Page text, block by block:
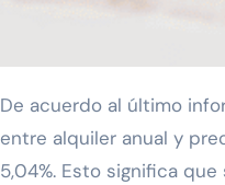
De acuerdo al último informe de índice del mercado inmobiliario desarrollado por Urbania, la relación
entre alquiler anual y
5,04%. Esto significa